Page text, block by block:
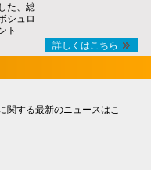
た、総
シュロ
ト
詳しくはこちら
関する最新のニュースはこ